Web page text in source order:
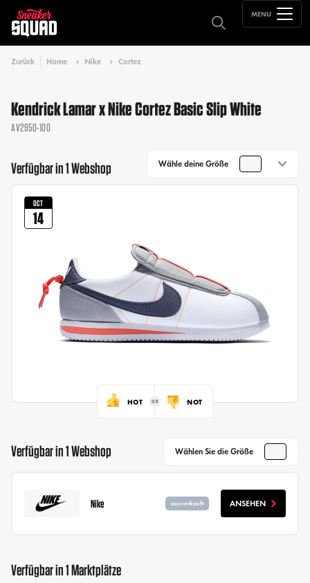
MENU
Zurück Home Nike Cortez
Kendrick Lamar x Nike Cortez Basic Slip White
AV2950-100
Verfügbar in 1 Webshop Wähle deine Größe
OCT
14
HOT NOT
Verfügbar in 1 Webshop Wählen Sie die Größe
Nike ausverkauft ANSEHEN
Verfügbar in 1 Marktplätze